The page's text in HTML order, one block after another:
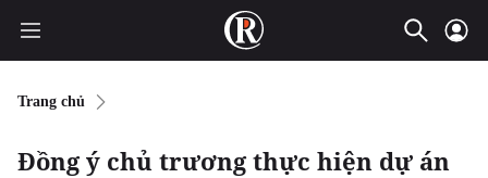
Trang chủ
Đồng ý chủ trương thực hiện dự án